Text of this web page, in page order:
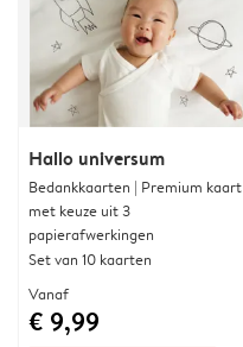
Hallo universum
Bedankkaarten | Premium kaart
met keuze uit 3
papierafwerkingen
Set van 10 kaarten
Vanaf
€ 9,99